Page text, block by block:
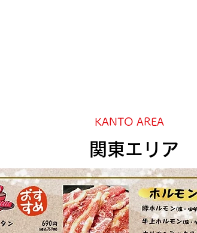
KANTO AREA
​関東エリア